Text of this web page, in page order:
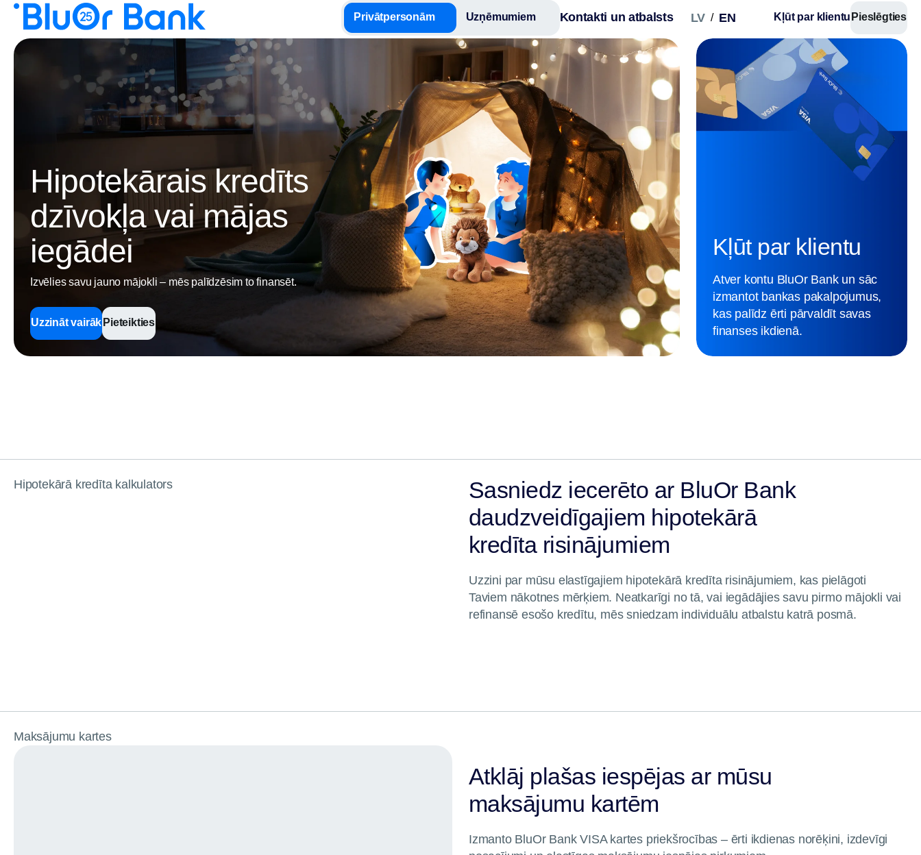
Privātpersonām Uzņēmumiem Kontakti un atbalsts LV / EN Kļūt par klientu Pieslēgties
Hipotekārais kredīts
dzīvokļa vai mājas
iegādei
Izvēlies savu jauno mājokli – mēs palīdzēsim to finansēt.
Uzzināt vairāk Pieteikties
Kredīts mājas
iegādei
summu. Profesionāls atbalsts visā būvniecības
Uzzināt vairāk Pieteikties
Kļūt par klientu
Atver kontu BluOr Bank un sāc
izmantot bankas pakalpojumus,
kas palīdz ērti pārvaldīt savas
finanses ikdienā.
Hipotekārā kredīta kalkulators
Sasniedz iecerēto ar BluOr Bank
daudzveidīgajiem hipotekārā
kredīta risinājumiem
Uzzini par mūsu elastīgajiem hipotekārā kredīta risinājumiem, kas pielāgoti
Taviem nākotnes mērķiem. Neatkarīgi no tā, vai iegādājies savu pirmo mājokli vai
refinansē esošo kredītu, mēs sniedzam individuālu atbalstu katrā posmā.
Maksājumu kartes
Atklāj plašas iespējas ar mūsu
maksājumu kartēm
Izmanto BluOr Bank VISA kartes priekšrocības – ērti ikdienas norēķini, izdevīgi